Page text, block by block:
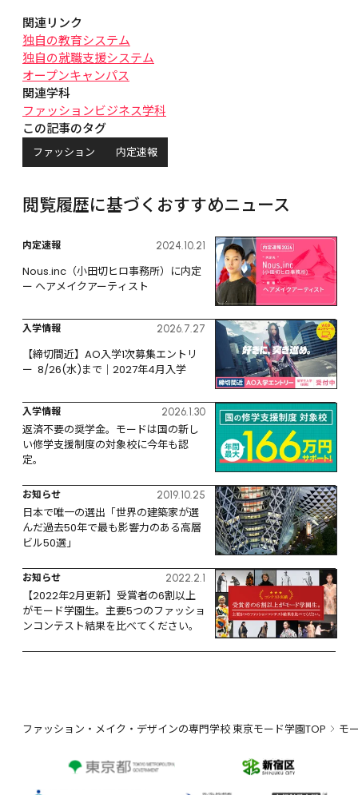
関連リンク
独自の教育システム
独自の就職支援システム
オープンキャンパス
関連学科
ファッションビジネス学科
この記事のタグ
ファッション 内定速報
閲覧履歴に基づくおすすめニュース
内定速報 2024.10.21
Nous.inc（小田切ヒロ事務所）に内定
ー ヘアメイクアーティスト
入学情報 2026.7.27
【締切間近】AO入学1次募集エントリ
ー  8/26(水)まで｜2027年4月入学
入学情報 2026.1.30
返済不要の奨学金。モードは国の新し
い修学支援制度の対象校に今年も認
定。
お知らせ 2019.10.25
日本で唯一の選出「世界の建築家が選
んだ過去50年で最も影響力のある高層
ビル50選」
お知らせ 2022.2.1
【2022年2月更新】受賞者の6割以上
がモード学園生。主要5つのファッショ
ンコンテスト結果を比べてください。
ファッション・メイク・デザインの専門学校 東京モード学園TOP モ